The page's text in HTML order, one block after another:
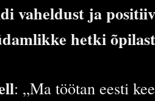
vaheldust ja
hetki
: „Ma töötan eesti